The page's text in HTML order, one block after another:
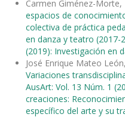
Carmen Giménez-Morte,
espacios de
colectiva de práctica
en danza y teatro (2017-
(2019): Investigación en
José Enrique Mateo
Variaciones
AusArt: Vol. 13 Núm. 1
creaciones:
específico del arte y su